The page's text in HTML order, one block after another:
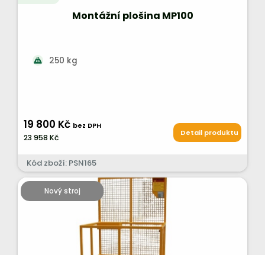
Montážní plošina MP100
250 kg
19 800 Kč bez DPH
23 958 Kč Detail produktu
Kód zboží: PSN165
Nový stroj